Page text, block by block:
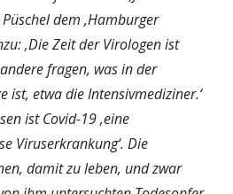
dem ‚Hamburger
‚Die Zeit der Virologen ist
fragen, was in der
ist, etwa die Intensivmediziner.‘
ist Covid-19 ‚eine
Viruserkrankung‘. Die
damit zu leben, und zwar